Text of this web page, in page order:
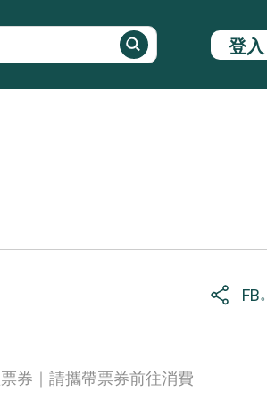
登入
FB。
券｜請攜帶票券前往消費